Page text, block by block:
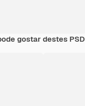
gostar destes PSD